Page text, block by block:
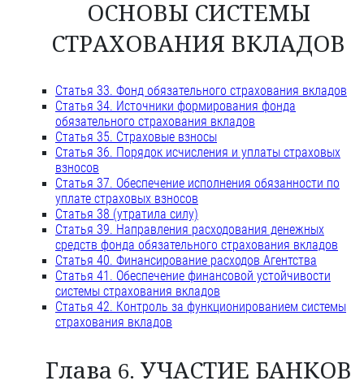
ОСНОВЫ СИСТЕМЫ
СТРАХОВАНИЯ ВКЛАДОВ
Статья 33. Фонд обязательного страхования вкладов
Статья 34. Источники формирования фонда
обязательного страхования вкладов
Статья 35. Страховые взносы
Статья 36. Порядок исчисления и уплаты страховых
взносов
Статья 37. Обеспечение исполнения обязанности по
уплате страховых взносов
Статья 38 (утратила силу)
Статья 39. Направления расходования денежных
средств фонда обязательного страхования вкладов
Статья 40. Финансирование расходов Агентства
Статья 41. Обеспечение финансовой устойчивости
системы страхования вкладов
Статья 42. Контроль за функционированием системы
страхования вкладов
Глава 6. УЧАСТИЕ БАНКОВ